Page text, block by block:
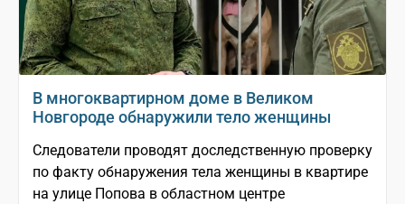
В многоквартирном доме в Великом
Новгороде обнаружили тело женщины
Следователи проводят доследственную проверку
по факту обнаружения тела женщины в квартире
на улице Попова в областном центре